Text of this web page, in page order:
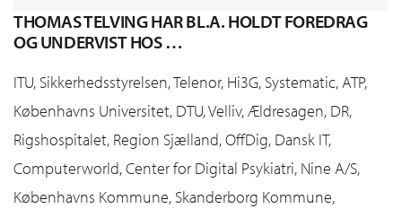
THOMAS TELVING HAR BL.A. HOLDT FOREDRAG
OG UNDERVIST HOS …
ITU, Sikkerhedsstyrelsen, Telenor, Hi3G, Systematic, ATP,
Københavns Universitet, DTU, Velliv, Ældresagen, DR,
Rigshospitalet, Region Sjælland, OffDig, Dansk IT,
Computerworld, Center for Digital Psykiatri, Nine A/S,
Københavns Kommune, Skanderborg Kommune,